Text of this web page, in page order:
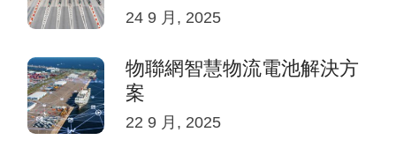
24 9 月, 2025
物聯網智慧物流電池解決方
案
22 9 月, 2025